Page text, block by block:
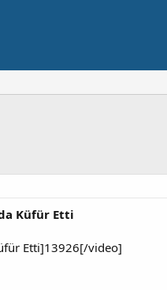
Küfür Etti
Etti]13926[/video]​